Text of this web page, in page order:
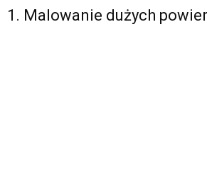
1. Malowanie dużych